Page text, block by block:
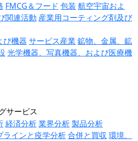
FMCG＆フード 包装 航空宇宙およ
関連活動 産業用コーティング剤及び
び機器 サービス産業 鉱物、金属、鉱
光学機器、写真機器、および医療機
サービス
経済分析業界分析製品分析
ラインと疫学分析合併と買収 環境、